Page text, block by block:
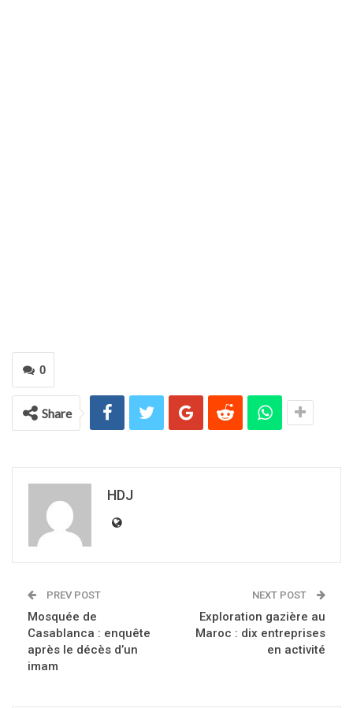
0
Share
HDJ
PREV POST
Mosquée de
Casablanca : enquête
après le décès d’un
imam
NEXT POST
Exploration gazière au
Maroc : dix entreprises
en activité